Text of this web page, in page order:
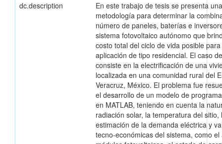
dc.description
En este trabajo de tesis se presenta una
metodología para determinar la
número de paneles, baterías e
sistema fotovoltaico autónomo que
costo total del ciclo de vida posible
aplicación de tipo residencial. El caso
consiste en la electrificación de una
localizada en una comunidad rural del
Veracruz, México. El problema fue
el desarrollo de un modelo de
en MATLAB, teniendo en cuenta la
radiación solar, la temperatura del sitio,
estimación de la demanda eléctrica y
tecno-económicas del sistema, como